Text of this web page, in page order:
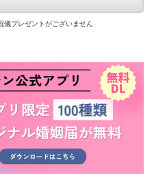
プレゼントがございません